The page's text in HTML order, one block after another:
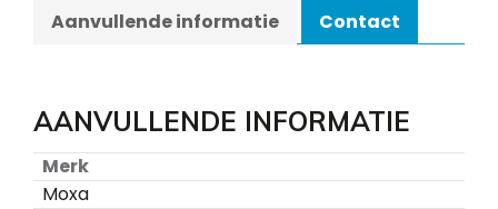
Aanvullende informatie Contact
AANVULLENDE INFORMATIE
Merk
Moxa